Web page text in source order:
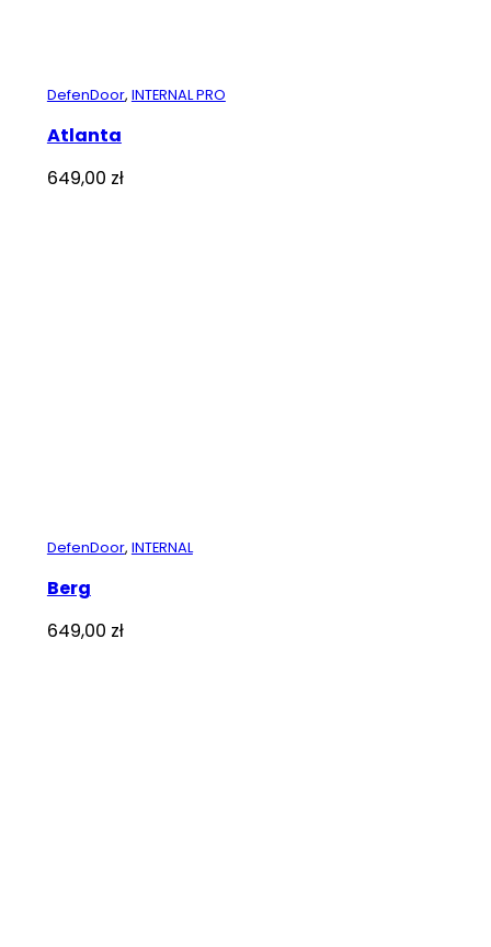
DefenDoor, INTERNAL PRO
Atlanta
649,00 zł
DefenDoor, INTERNAL
Berg
649,00 zł